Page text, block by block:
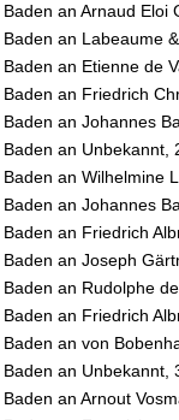
an Arnaud Eloi
an Labeaume
an Etienne de
an Friedrich
an Johannes
an Unbekannt,
an Wilhelmine
an Johannes
an Friedrich
an Joseph
an Rudolphe
an Friedrich
an von
an Unbekannt,
an Arnout